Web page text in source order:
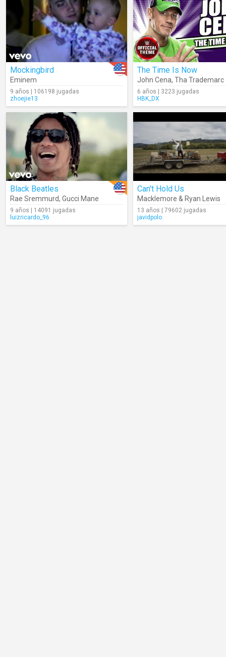
Mockingbird
Eminem
9 años | 106198 jugadas
zhoejie13
The Time Is Now
John Cena, Tha Trademarc
6 años | 3223 jugadas
HBK_DX
Black Beatles
Rae Sremmurd, Gucci Mane
9 años | 14091 jugadas
luizricardo_96
Can't Hold Us
Macklemore & Ryan Lewis
13 años | 79602 jugadas
javidpolo